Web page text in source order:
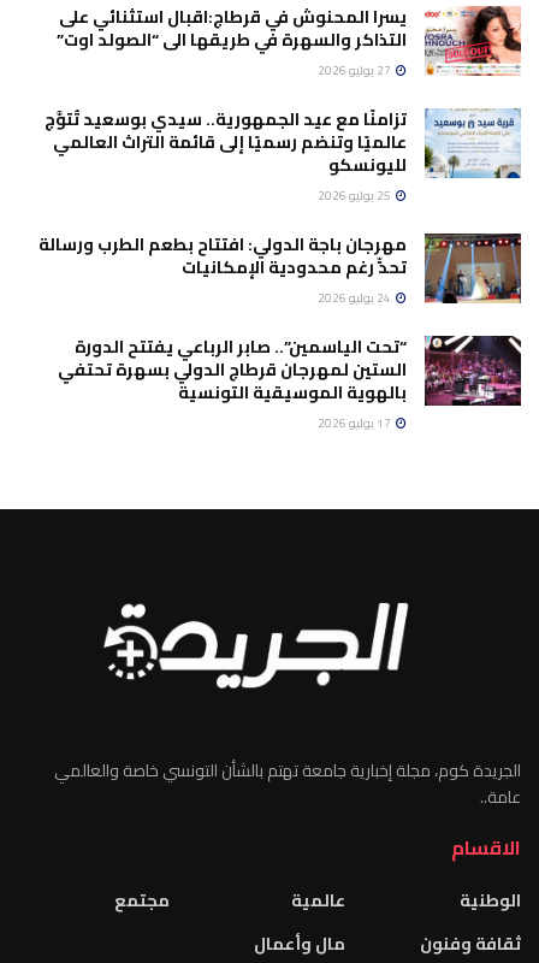
يسرا المحنوش في قرطاج:اقبال استثنائي على
التذاكر والسهرة في طريقها الى “الصولد اوت”
تزامنًا مع عيد الجمهورية.. سيدي بوسعيد تُتوَّج
عالميًا وتنضم رسميًا إلى قائمة التراث العالمي
لليونسكو
مهرجان باجة الدولي: افتتاح بطعم الطرب ورسالة
تحدٍّ رغم محدودية الإمكانيات
“تحت الياسمين”.. صابر الرباعي يفتتح الدورة
الستين لمهرجان قرطاج الدولي بسهرة تحتفي
بالهوية الموسيقية التونسية
الجريدة كوم، مجلة إخبارية جامعة تهتم بالشأن التونسي خاصة والعالمي
عامة..
الاقسام
الوطنية
ثقافة وفنون
عالمية
مال وأعمال
مجتمع